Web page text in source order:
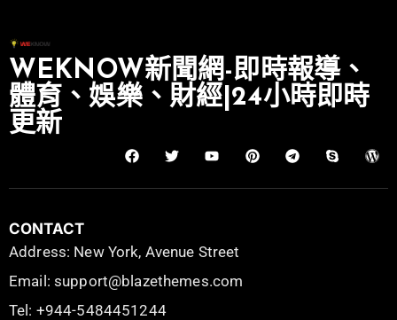
WEKNOW新聞網-即時報導、
體育、娛樂、財經|24小時即時
更新
CONTACT
Address: New York, Avenue Street
Email: support@blazethemes.com
Tel: +944-5484451244